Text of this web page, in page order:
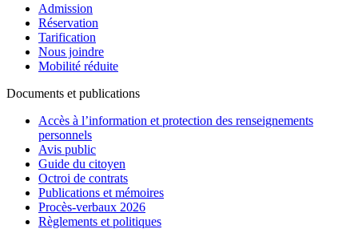
Admission
Réservation
Tarification
Nous joindre
Mobilité réduite
Documents et publications
Accès à l’information et protection des renseignements
personnels
Avis public
Guide du citoyen
Octroi de contrats
Publications et mémoires
Procès-verbaux 2026
Règlements et politiques